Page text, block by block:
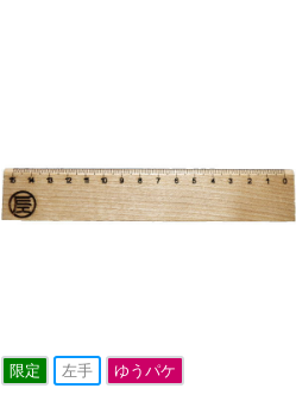
限定 左手 ゆうパケ